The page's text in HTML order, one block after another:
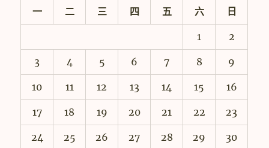
一 二 三 四 五 六 日
1 2
3 4 5 6 7 8 9
10 11 12 13 14 15 16
17 18 19 20 21 22 23
24 25 26 27 28 29 30